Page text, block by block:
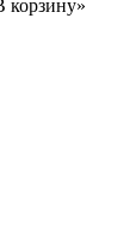
корзину»